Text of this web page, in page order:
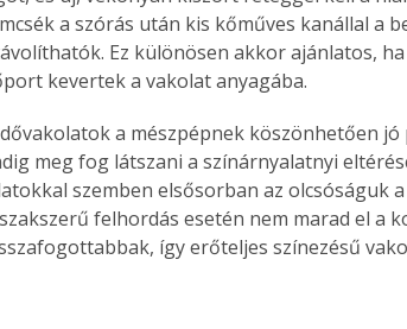
a szórás után kis kőműves kanállal a
Ez különösen akkor ajánlatos,
kevertek a vakolat anyagába.
a mészpépnek köszönhetően
meg fog látszani a színárnyalatnyi
szemben elsősorban az olcsóságuk
felhordás esetén nem marad el a
így erőteljes színezésű